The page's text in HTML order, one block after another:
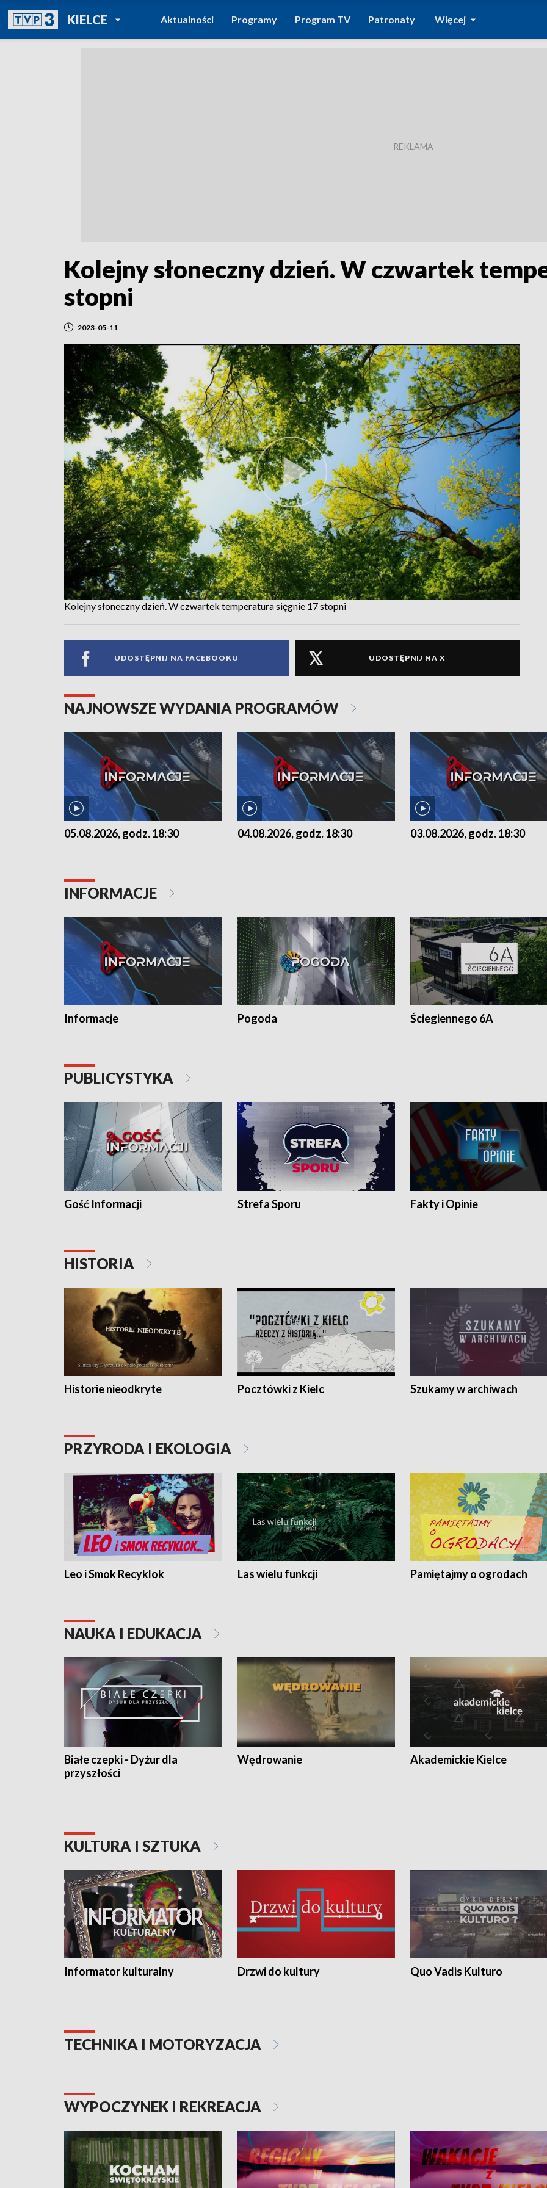
KIELCEPOWRÓT DO
TVP REGIONY
Aktualności Programy Program TV Patronaty Więcej
Kolejny słoneczny dzień. W czwartek
stopni
2023-05-11
Kolejny słoneczny dzień. W czwartek temperatura sięgnie 17 stopni
UDOSTĘPNIJ NA FACEBOOKU UDOSTĘPNIJ NA X
NAJNOWSZE WYDANIA PROGRAMÓW
05.08.2026, godz. 18:30 04.08.2026, godz. 18:30 03.08.2026, godz. 18:30
INFORMACJE
Informacje Pogoda Ściegiennego 6A
PUBLICYSTYKA
Gość Informacji Strefa Sporu Fakty i Opinie
HISTORIA
Historie nieodkryte Pocztówki z Kielc Szukamy w archiwach
PRZYRODA I EKOLOGIA
Leo i Smok Recyklok Las wielu funkcji Pamiętajmy o ogrodach
NAUKA I EDUKACJA
Białe czepki - Dyżur dla
przyszłości
Wędrowanie Akademickie Kielce
KULTURA I SZTUKA
Informator kulturalny Drzwi do kultury Quo Vadis Kulturo
TECHNIKA I MOTORYZACJA
WYPOCZYNEK I REKREACJA